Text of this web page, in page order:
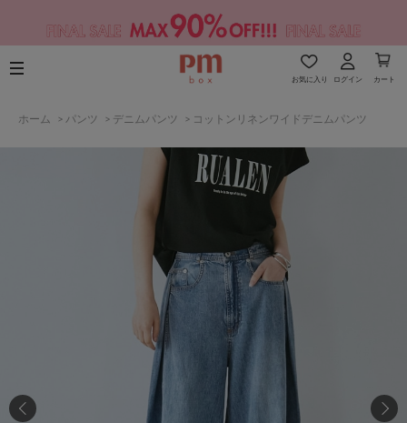
お気に入り ログイン カート
ホーム > パンツ > デニムパンツ > コットンリネンワイドデニムパンツ